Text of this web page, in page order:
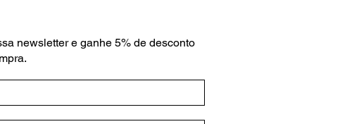
newsletter e ganhe 5% de desconto